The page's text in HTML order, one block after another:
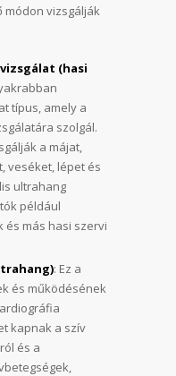
vizsgálják
(hasi
típus, amely a
szolgál.
a májat,
veséket, lépet és
ultrahang
például
és más hasi szervi
: Ez a
és működésének
kapnak a szív
és a